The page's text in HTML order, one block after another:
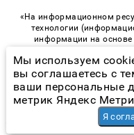
«На информационном
технологии
информации на основе
«Интернет»,
Федерации)».
технологий в виджетах
Мы используем
вы соглашаетесь с
ваши персональные
метрик Яндекс
Я